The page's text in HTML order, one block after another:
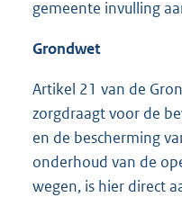
gemeente invulling
Grondwet
Artikel 21 van de
zorgdraagt voor de
en de bescherming
onderhoud van de
wegen, is hier direct